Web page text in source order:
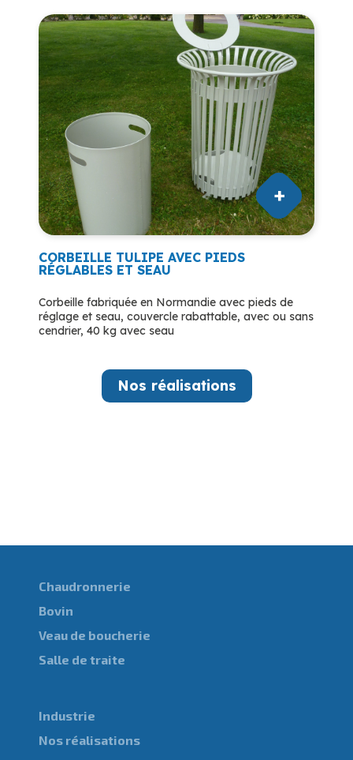
CORBEILLE TULIPE AVEC PIEDS
RÉGLABLES ET SEAU
Corbeille fabriquée en Normandie avec pieds de
réglage et seau, couvercle rabattable, avec ou sans
cendrier, 40 kg avec seau
Nos réalisations
Chaudronnerie
Bovin
Veau de boucherie
Salle de traite
Industrie
Nos réalisations